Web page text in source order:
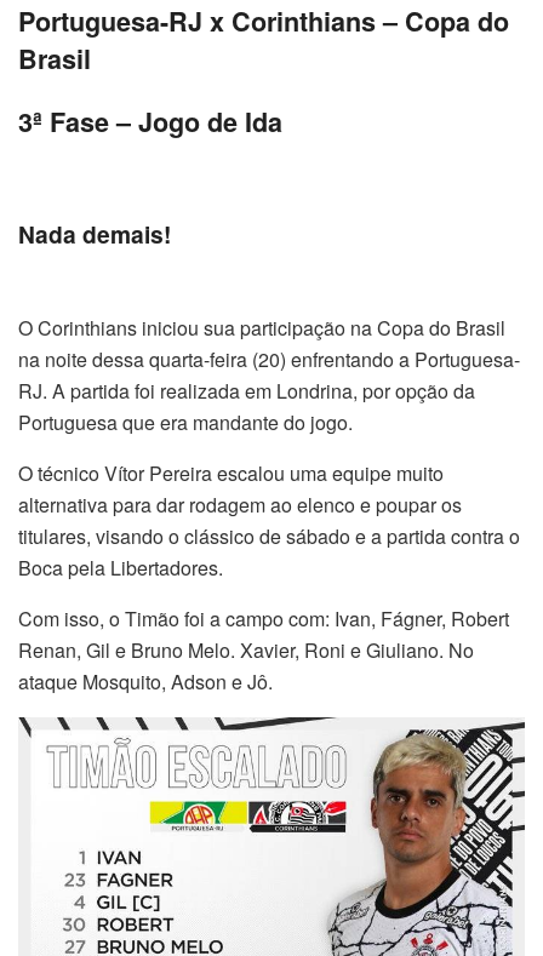
Portuguesa-RJ x Corinthians – Copa do
Brasil
3ª Fase – Jogo de Ida
Nada demais!
O Corinthians iniciou sua participação na Copa do Brasil
na noite dessa quarta-feira (20) enfrentando a Portuguesa-
RJ. A partida foi realizada em Londrina, por opção da
Portuguesa que era mandante do jogo.
O técnico Vítor Pereira escalou uma equipe muito
alternativa para dar rodagem ao elenco e poupar os
titulares, visando o clássico de sábado e a partida contra o
Boca pela Libertadores.
Com isso, o Timão foi a campo com: Ivan, Fágner, Robert
Renan, Gil e Bruno Melo. Xavier, Roni e Giuliano. No
ataque Mosquito, Adson e Jô.